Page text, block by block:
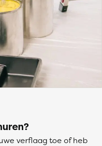
verflaag toe of heb